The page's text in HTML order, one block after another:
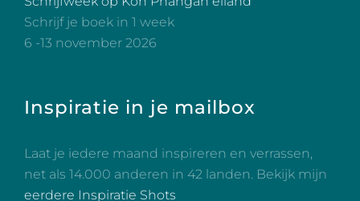
Schrijf je boek in 1 week
6 -13 november 2026
Inspiratie in je mailbox
Laat je iedere maand inspireren en verrassen,
net als 14.000 anderen in 42 landen. Bekijk mijn
eerdere Inspiratie Shots